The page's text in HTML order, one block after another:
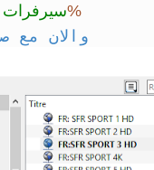
8100%